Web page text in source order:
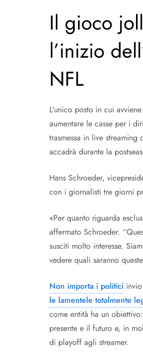
Il gioco
l’inizio
NFL
L’unico posto in cui
aumentare le casse per i
trasmessa in live
accadrà durante la
Hans Schroeder,
con i giornalisti tre giorni
«Per quanto riguarda
affermato Schroeder.
susciti molto interesse.
vedere quali saranno
Non importa i politiciinvio
le lamentele totalmente
come entità ha un
presente e il futuro e, in
di playoff agli streamer.